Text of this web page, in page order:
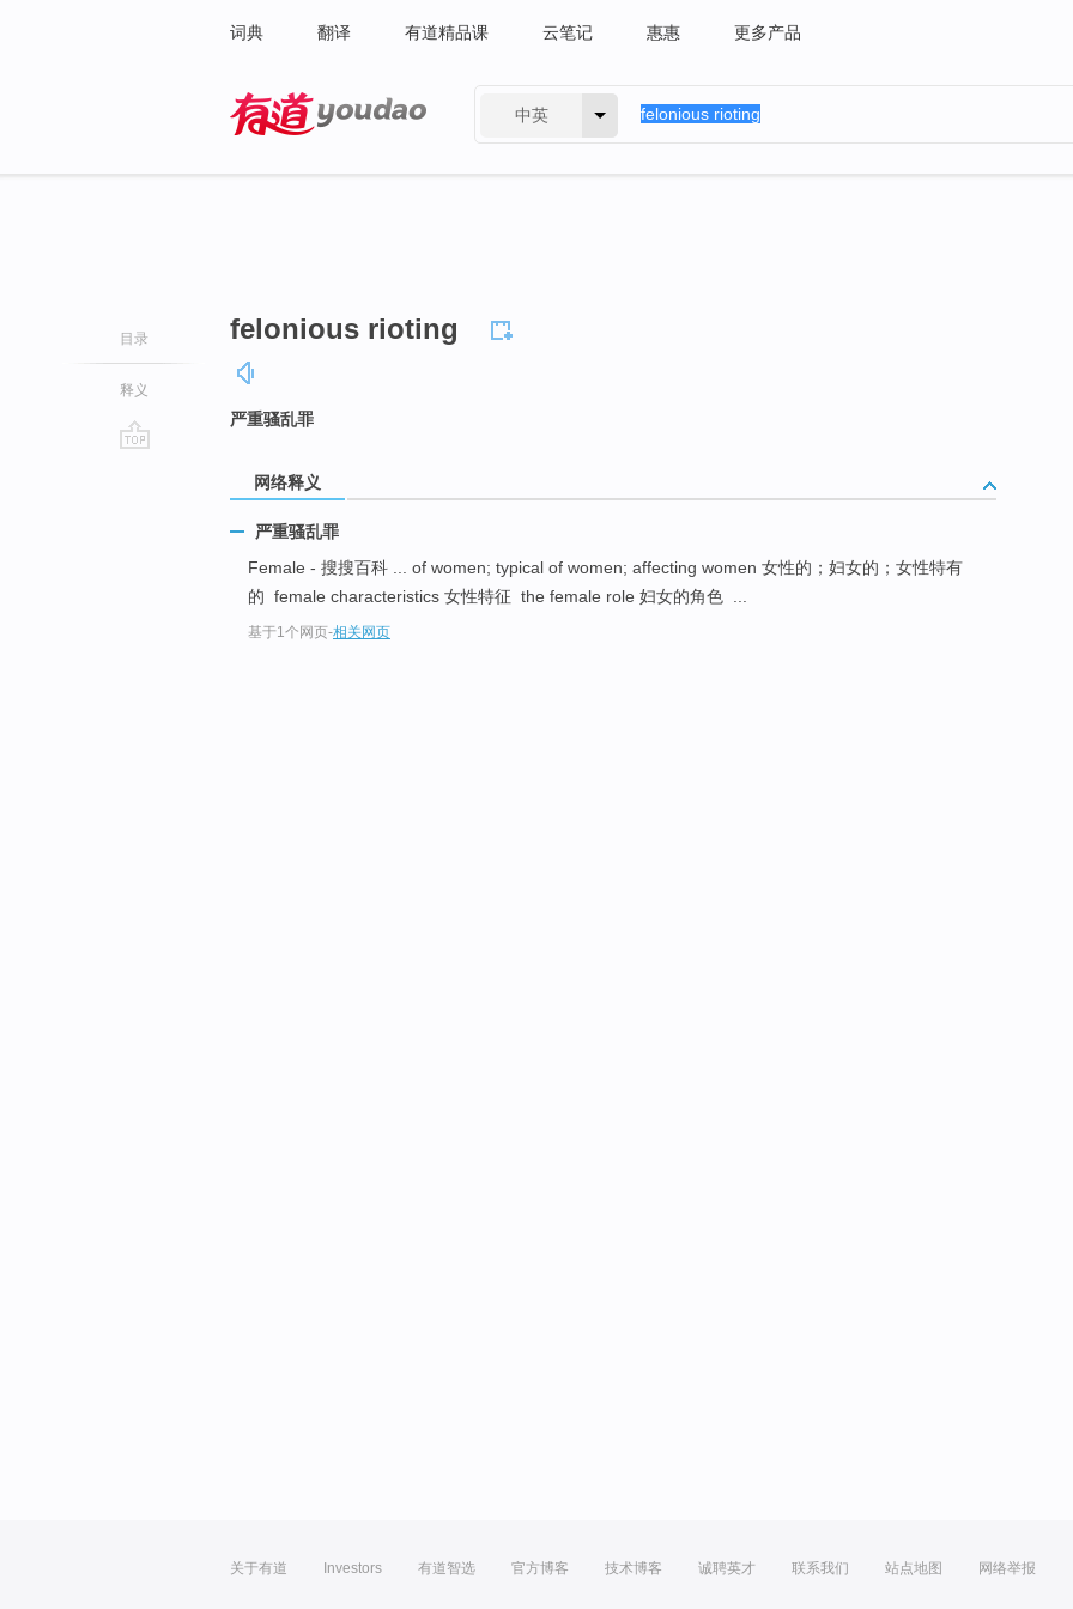
词典 翻译 有道精品课 云笔记 惠惠 更多产品
中英
目录
释义
felonious rioting
严重骚乱罪
网络释义
严重骚乱罪
Female - 搜搜百科 ... of women; typical of women; affecting women 女性的；妇女的；女性特有
的 female characteristics 女性特征 the female role 妇女的角色 ...
基于1个网页-相关网页
关于有道 Investors 有道智选 官方博客 技术博客 诚聘英才 联系我们 站点地图 网络举报